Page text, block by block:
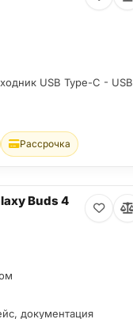
USB Type-C - USB
Рассрочка
Buds 4
документация